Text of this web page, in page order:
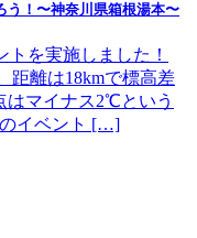
う！〜神奈川県箱根湯本〜
トを実施しました！
距離は18kmで標高差
はマイナス2℃という
イベント […]